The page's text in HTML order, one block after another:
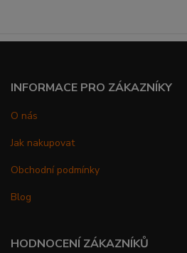
INFORMACE PRO ZÁKAZNÍKY
O nás
Jak nakupovat
Obchodní podmínky
Blog
HODNOCENÍ ZÁKAZNÍKŮ